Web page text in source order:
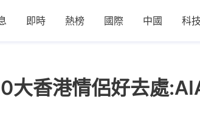
即時 熱榜 國際 中國 科技
大香港情侶好去處